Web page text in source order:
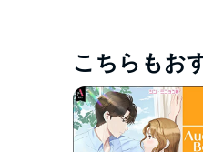
こちらもお